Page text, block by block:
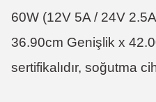
60W (12V 5A / 24V
36.90cm Genişlik x
sertifikalıdır, soğutma